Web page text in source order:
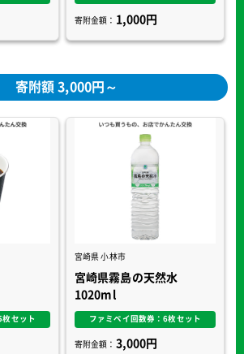
寄附金額： 1,000円
寄附額 3,000円～
枚セット
宮崎県 小林市
宮崎県霧島の天然水
1020ml
ファミペイ回数券：6枚セット
寄附金額： 3,000円